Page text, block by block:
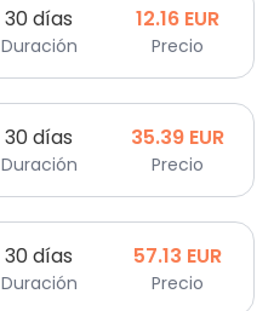
30 días
Duración
12.16 EUR
Precio
30 días
Duración
35.39 EUR
Precio
30 días
Duración
57.13 EUR
Precio